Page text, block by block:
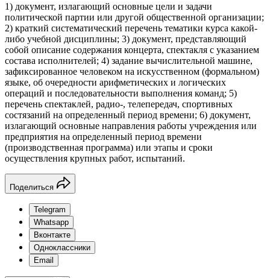
1) документ, излагающий основные цели и задачи
политической партии или другой общественной организации;
2) краткий систематический перечень тематики курса какой-
либо учебной дисциплины; 3) документ, представляющий
собой описание содержания концерта, спектакля с указанием
состава исполнителей; 4) задание вычислительной машине,
зафиксированное человеком на искусственном (формальном)
языке, об очередности арифметических и логических
операций и последовательности выполнения команд; 5)
перечень спектаклей, радио-, телепередач, спортивных
состязаний на определенный период времени; 6) документ,
излагающий основные направления работы учреждения или
предприятия на определенный период времени
(производственная программа) или этапы и сроки
осуществления крупных работ, испытаний.
Поделиться
Telegram
Whatsapp
Вконтакте
Одноклассники
Email